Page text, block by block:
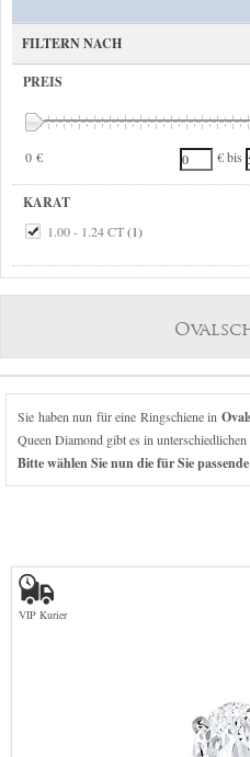
FILTERN NACH
PREIS
0 € € bis
KARAT
1.00 - 1.24 CT(1)
Sie haben nun für eine Ringschiene in
Queen Diamond gibt es in
Bitte wählen Sie nun die für Sie
VIP Kurier